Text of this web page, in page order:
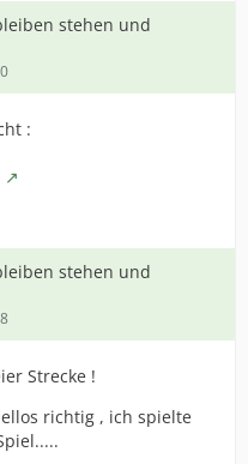
stehen und
:
stehen und
Strecke !
richtig , ich spielte